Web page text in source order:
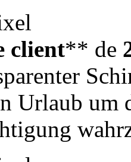
client** de
Urlaub um